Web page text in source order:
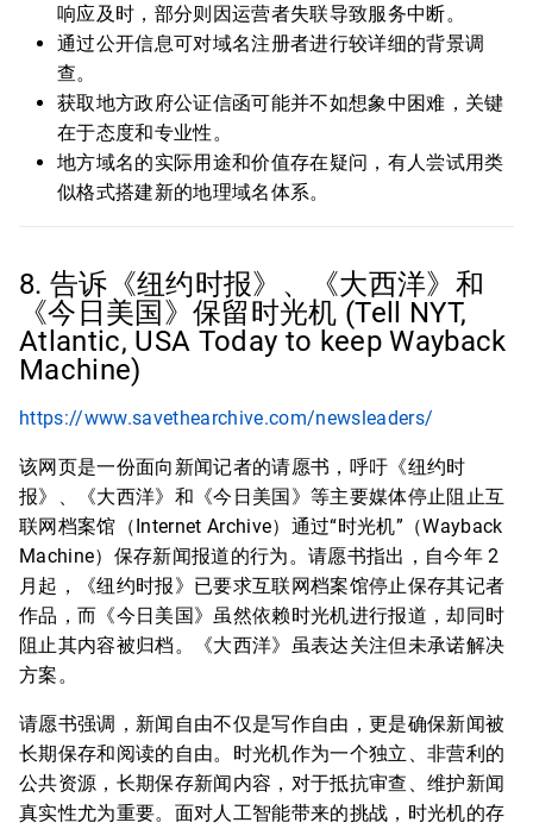
响应及时，部分则因运营者失联导致服务中断。
通过公开信息可对域名注册者进行较详细的背景调
查。
获取地方政府公证信函可能并不如想象中困难，关键
在于态度和专业性。
地方域名的实际用途和价值存在疑问，有人尝试用类
似格式搭建新的地理域名体系。
8. 告诉《纽约时报》、《大西洋》和
《今日美国》保留时光机 (Tell NYT,
Atlantic, USA Today to keep Wayback
Machine)
https://www.savethearchive.com/newsleaders/
该网页是一份面向新闻记者的请愿书，呼吁《纽约时
报》、《大西洋》和《今日美国》等主要媒体停止阻止互
联网档案馆（Internet Archive）通过“时光机”（Wayback
Machine）保存新闻报道的行为。请愿书指出，自今年 2
月起，《纽约时报》已要求互联网档案馆停止保存其记者
作品，而《今日美国》虽然依赖时光机进行报道，却同时
阻止其内容被归档。《大西洋》虽表达关注但未承诺解决
方案。
请愿书强调，新闻自由不仅是写作自由，更是确保新闻被
长期保存和阅读的自由。时光机作为一个独立、非营利的
公共资源，长期保存新闻内容，对于抵抗审查、维护新闻
真实性尤为重要。面对人工智能带来的挑战，时光机的存